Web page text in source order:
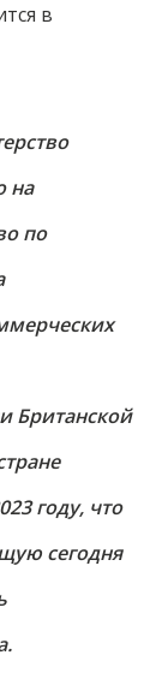
в
на
по
Британской
году, что
сегодня